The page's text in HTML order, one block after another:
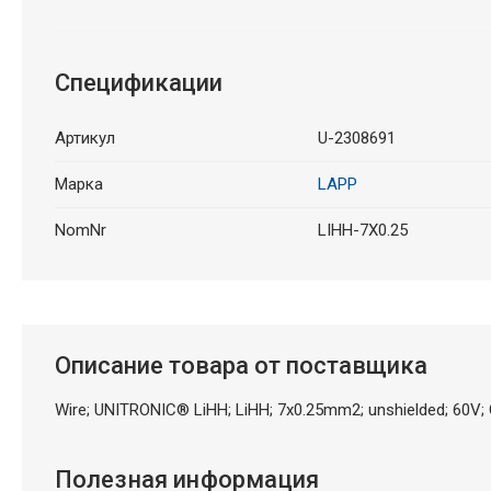
Спецификации
Артикул U-2308691
Марка LAPP
NomNr LIHH-7X0.25
Описание товара от поставщика
Wire; UNITRONIC® LiHH; LiHH; 7x0.25mm2; unshielded; 60V;
Полезная информация